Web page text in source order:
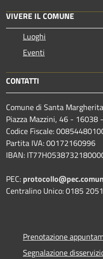
VIVERE IL COMUNE
Luoghi
Eventi
CONTATTI
Comune di Santa
Piazza Mazzini, 46 -
Codice Fiscale:
Partita IVA: 00172160996
IBAN:
PEC:
Centralino Unico: 0185 2051
Prenotazione
Segnalazione